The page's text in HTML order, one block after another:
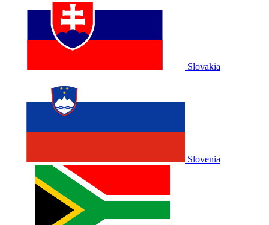
Slovakia
Slovenia